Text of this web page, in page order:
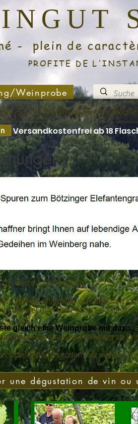
de
PROFITE DE
Weinprobe
Shop Preisliste Events
Versandkostenfrei ab 18
derzeit 25 Personen
Thomas erfährt Ihr, was draußen in
sehr viel über die Fauna und Flora
gleich eine Weinprobe mit dazu:
direkt im Weinberg zu
bitte Anfrage senden, wir melden
une dégustation de vin